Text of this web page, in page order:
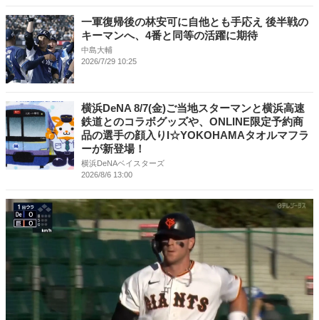
一軍復帰後の林安可に自他とも手応え 後半戦の
キーマンへ、4番と同等の活躍に期待
中島大輔
2026/7/29 10:25
横浜DeNA 8/7(金)ご当地スターマンと横浜高速
鉄道とのコラボグッズや、ONLINE限定予約商
品の選手の顔入りI☆YOKOHAMAタオルマフラ
ーが新登場！
横浜DeNAベイスターズ
2026/8/6 13:00